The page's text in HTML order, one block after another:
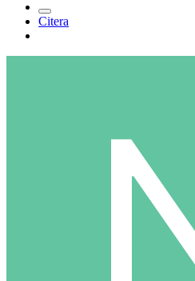
Citera